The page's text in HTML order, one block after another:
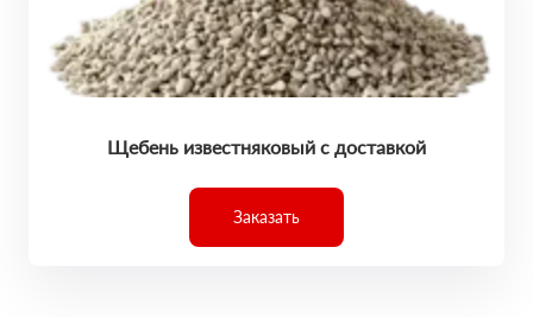
Щебень известняковый с доставкой
Заказать